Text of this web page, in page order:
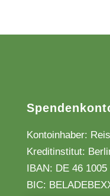
Kontoinhaber:
Kreditinstitut:
IBAN: DE 46
BIC: